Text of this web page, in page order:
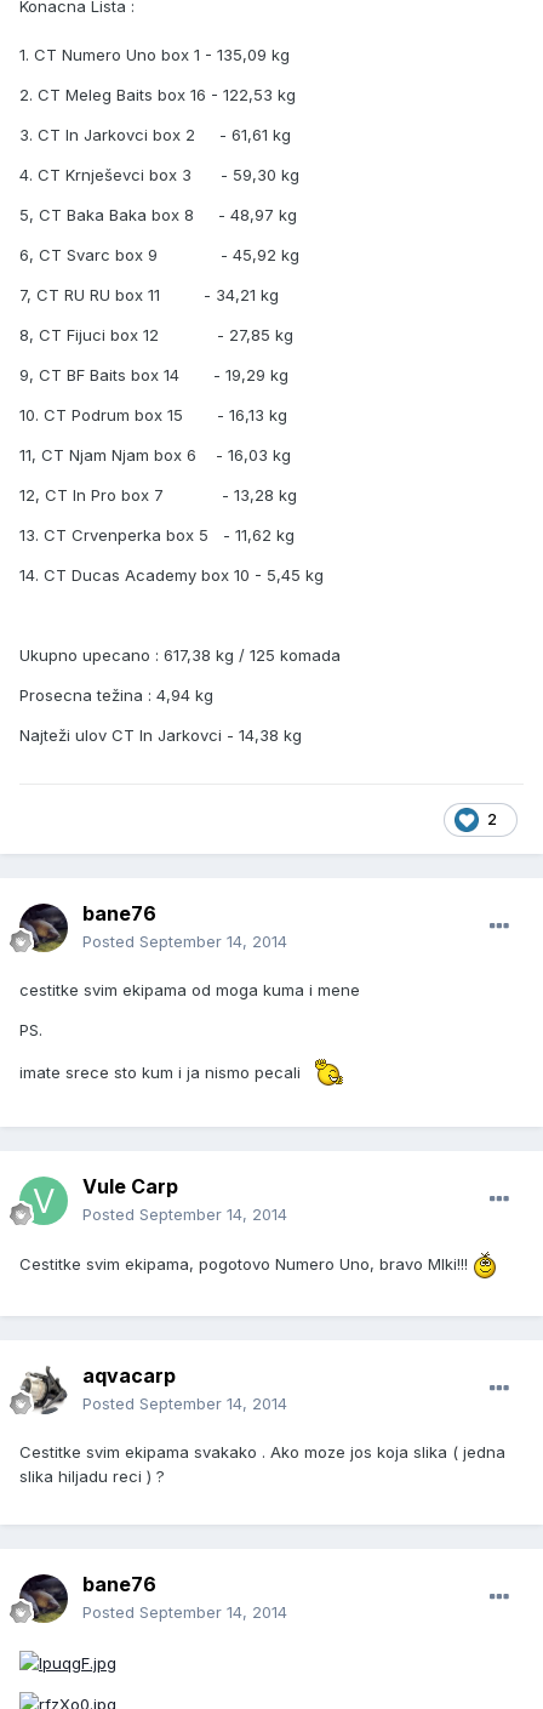
Konacna Lista :
1. CT Numero Uno box 1 - 135,09 kg
2. CT Meleg Baits box 16 - 122,53 kg
3. CT In Jarkovci box 2 - 61,61 kg
4. CT Krnješevci box 3 - 59,30 kg
5, CT Baka Baka box 8 - 48,97 kg
6, CT Svarc box 9 - 45,92 kg
7, CT RU RU box 11 - 34,21 kg
8, CT Fijuci box 12 - 27,85 kg
9, CT BF Baits box 14 - 19,29 kg
10. CT Podrum box 15 - 16,13 kg
11, CT Njam Njam box 6 - 16,03 kg
12, CT In Pro box 7 - 13,28 kg
13. CT Crvenperka box 5 - 11,62 kg
14. CT Ducas Academy box 10 - 5,45 kg
Ukupno upecano : 617,38 kg / 125 komada
Prosecna težina : 4,94 kg
Najteži ulov CT In Jarkovci - 14,38 kg
2
bane76
Posted September 14, 2014
cestitke svim ekipama od moga kuma i mene
PS.
imate srece sto kum i ja nismo pecali
Vule Carp
Posted September 14, 2014
Cestitke svim ekipama, pogotovo Numero Uno, bravo MIki!!!
aqvacarp
Posted September 14, 2014
Cestitke svim ekipama svakako . Ako moze jos koja slika ( jedna
slika hiljadu reci ) ?
bane76
Posted September 14, 2014